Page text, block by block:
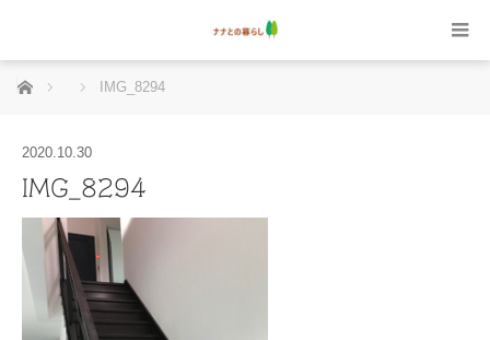
ホーム IMG_8294
2020.10.30
IMG_8294